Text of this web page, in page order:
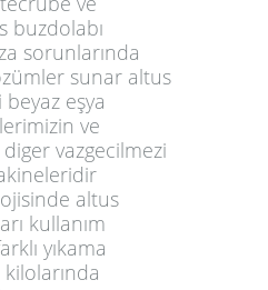
buzdolabı
sorunlarında
sunar altus
eşya
ve
vazgecilmezi
altus
kullanım
yıkama